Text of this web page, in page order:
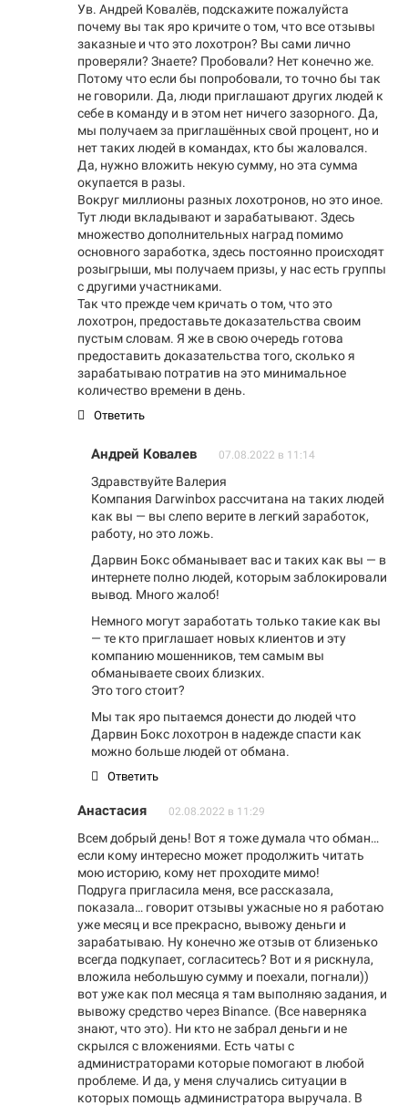
Ув. Андрей Ковалёв, подскажите пожалуйста
почему вы так яро кричите о том, что все отзывы
заказные и что это лохотрон? Вы сами лично
проверяли? Знаете? Пробовали? Нет конечно же.
Потому что если бы попробовали, то точно бы так
не говорили. Да, люди приглашают других людей к
себе в команду и в этом нет ничего зазорного. Да,
мы получаем за приглашённых свой процент, но и
нет таких людей в командах, кто бы жаловался.
Да, нужно вложить некую сумму, но эта сумма
окупается в разы.
Вокруг миллионы разных лохотронов, но это иное.
Тут люди вкладывают и зарабатывают. Здесь
множество дополнительных наград помимо
основного заработка, здесь постоянно происходят
розыгрыши, мы получаем призы, у нас есть группы
с другими участниками.
Так что прежде чем кричать о том, что это
лохотрон, предоставьте доказательства своим
пустым словам. Я же в свою очередь готова
предоставить доказательства того, сколько я
зарабатываю потратив на это минимальное
количество времени в день.
Ответить
Андрей Ковалев 07.08.2022 в 11:14
Здравствуйте Валерия
Компания Darwinbox рассчитана на таких людей
как вы — вы слепо верите в легкий заработок,
работу, но это ложь.
Дарвин Бокс обманывает вас и таких как вы — в
интернете полно людей, которым заблокировали
вывод. Много жалоб!
Немного могут заработать только такие как вы
— те кто приглашает новых клиентов и эту
компанию мошенников, тем самым вы
обманываете своих близких.
Это того стоит?
Мы так яро пытаемся донести до людей что
Дарвин Бокс лохотрон в надежде спасти как
можно больше людей от обмана.
Ответить
Анастасия 02.08.2022 в 11:29
Всем добрый день! Вот я тоже думала что обман…
если кому интересно может продолжить читать
мою историю, кому нет проходите мимо!
Подруга пригласила меня, все рассказала,
показала… говорит отзывы ужасные но я работаю
уже месяц и все прекрасно, вывожу деньги и
зарабатываю. Ну конечно же отзыв от близенько
всегда подкупает, согласитесь? Вот и я рискнула,
вложила небольшую сумму и поехали, погнали))
вот уже как пол месяца я там выполняю задания, и
вывожу средство через Binance. (Все наверняка
знают, что это). Ни кто не забрал деньги и не
скрылся с вложениями. Есть чаты с
администраторами которые помогают в любой
проблеме. И да, у меня случались ситуации в
которых помощь администратора выручала. В